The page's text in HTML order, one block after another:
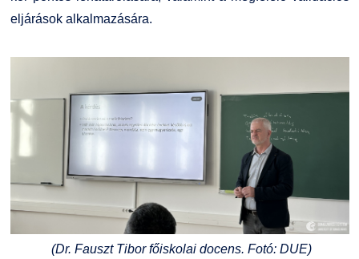
eljárások alkalmazására.
(Dr. Fauszt Tibor főiskolai docens. Fotó: DUE)